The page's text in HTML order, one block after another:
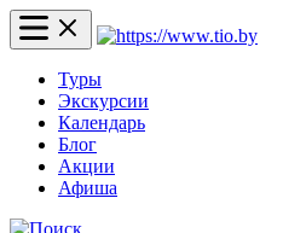
Туры
Экскурсии
Календарь
Блог
Акции
Афиша